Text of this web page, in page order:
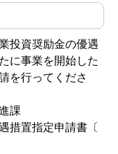
投資奨励金の優遇
に事業を開始した
を行ってくださ
課
指定申請書〔